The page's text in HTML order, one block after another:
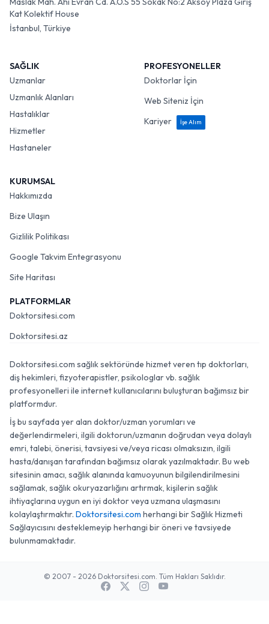
Maslak Mah. Ahi Evran Cd. A.O.S 55 Sokak No:2 Aksoy Plaza Giriş
Kat Kolektif House
İstanbul, Türkiye
SAĞLIK
Uzmanlar
Uzmanlık Alanları
Hastalıklar
Hizmetler
Hastaneler
PROFESYONELLER
Doktorlar İçin
Web Siteniz İçin
Kariyer
İşe Alım
KURUMSAL
Hakkımızda
Bize Ulaşın
Gizlilik Politikası
Google Takvim Entegrasyonu
Site Haritası
PLATFORMLAR
Doktorsitesi.com
Doktorsitesi.az
Doktorsitesi.com sağlık sektöründe hizmet veren tıp doktorları,
diş hekimleri, fizyoterapistler, psikologlar vb. sağlık
profesyonelleri ile internet kullanıcılarını buluşturan bağımsız bir
platformdur.
İş bu sayfada yer alan doktor/uzman yorumları ve
değerlendirmeleri, ilgili doktorun/uzmanın doğrudan veya dolaylı
emri, talebi, önerisi, tavsiyesi ve/veya ricası olmaksızın, ilgili
hasta/danışan tarafından bağımsız olarak yazılmaktadır. Bu web
sitesinin amacı, sağlık alanında kamuoyunun bilgilendirilmesini
sağlamak, sağlık okuryazarlığını artırmak, kişilerin sağlık
ihtiyaçlarına uygun en iyi doktor veya uzmana ulaşmasını
kolaylaştırmaktır. Doktorsitesi.com herhangi bir Sağlık Hizmeti
Sağlayıcısını desteklemeyip herhangi bir öneri ve tavsiyede
bulunmamaktadır.
© 2007 - 2026 Doktorsitesi.com. Tüm Hakları Saklıdır.